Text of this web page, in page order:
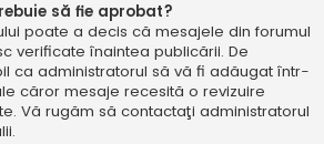
să fie aprobat?
poate a decis că mesajele din forumul
verificate înaintea publicării. De
ca administratorul să vă fi adăugat într-
căror mesaje recesită o revizuire
Vă rugăm să contactaţi administratorul